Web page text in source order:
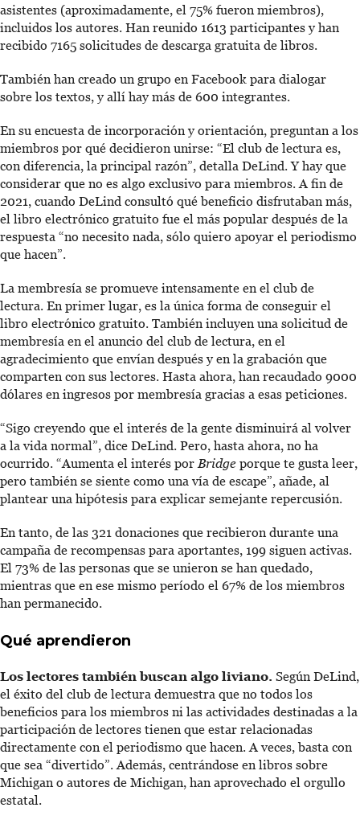
asistentes (aproximadamente, el 75% fueron miembros),
incluidos los autores. Han reunido 1613 participantes y han
recibido 7165 solicitudes de descarga gratuita de libros.
También han creado un grupo en Facebook para dialogar
sobre los textos, y allí hay más de 600 integrantes.
En su encuesta de incorporación y orientación, preguntan a los
miembros por qué decidieron unirse: “El club de lectura es,
con diferencia, la principal razón”, detalla DeLind. Y hay que
considerar que no es algo exclusivo para miembros. A fin de
2021, cuando DeLind consultó qué beneficio disfrutaban más,
el libro electrónico gratuito fue el más popular después de la
respuesta “no necesito nada, sólo quiero apoyar el periodismo
que hacen”.
La membresía se promueve intensamente en el club de
lectura. En primer lugar, es la única forma de conseguir el
libro electrónico gratuito. También incluyen una solicitud de
membresía en el anuncio del club de lectura, en el
agradecimiento que envían después y en la grabación que
comparten con sus lectores. Hasta ahora, han recaudado 9000
dólares en ingresos por membresía gracias a esas peticiones.
“Sigo creyendo que el interés de la gente disminuirá al volver
a la vida normal”, dice DeLind. Pero, hasta ahora, no ha
ocurrido. “Aumenta el interés porBridge porque te gusta leer,
pero también se siente como una vía de escape”, añade, al
plantear una hipótesis para explicar semejante repercusión.
En tanto, de las 321 donaciones que recibieron durante una
campaña de recompensas para aportantes, 199 siguen activas.
El 73% de las personas que se unieron se han quedado,
mientras que en ese mismo período el 67% de los miembros
han permanecido.
Qué aprendieron
Los lectores también buscan algo liviano. Según DeLind,
el éxito del club de lectura demuestra que no todos los
beneficios para los miembros ni las actividades destinadas a la
participación de lectores tienen que estar relacionadas
directamente con el periodismo que hacen. A veces, basta con
que sea “divertido”. Además, centrándose en libros sobre
Michigan o autores de Michigan, han aprovechado el orgullo
estatal.